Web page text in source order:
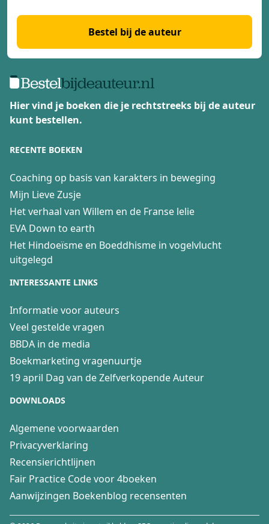
Bestel bij de auteur
Hier vind je boeken die je rechtstreeks bij de auteur
kunt bestellen.
RECENTE BOEKEN
Coaching op basis van karakters in beweging
Mijn Lieve Zusje
Het verhaal van Willem en de Franse lelie
EVA Down to earth
Het Hindoeïsme en Boeddhisme in vogelvlucht
uitgelegd
INTERESSANTE LINKS
Informatie voor auteurs
Veel gestelde vragen
BBDA in de media
Boekmarketing vragenuurtje
19 april Dag van de Zelfverkopende Auteur
DOWNLOADS
Algemene voorwaarden
Privacyverklaring
Recensierichtlijnen
Fair Practice Code voor 4boeken
Aanwijzingen Boekenblog recensenten